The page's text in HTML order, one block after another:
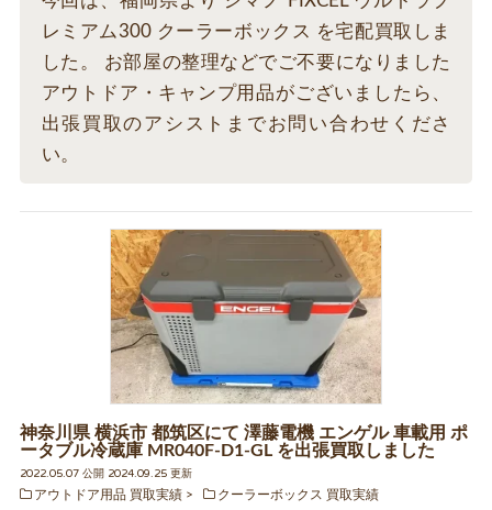
レミアム300 クーラーボックス を宅配買取しま
した。 お部屋の整理などでご不要になりました
アウトドア・キャンプ用品がございましたら、
出張買取のアシストまでお問い合わせくださ
い。
神奈川県 横浜市 都筑区にて 澤藤電機 エンゲル 車載用 ポ
ータブル冷蔵庫 MR040F-D1-GL を出張買取しました
2022.05.07 公開 2024.09.25 更新
アウトドア用品 買取実績
クーラーボックス 買取実績